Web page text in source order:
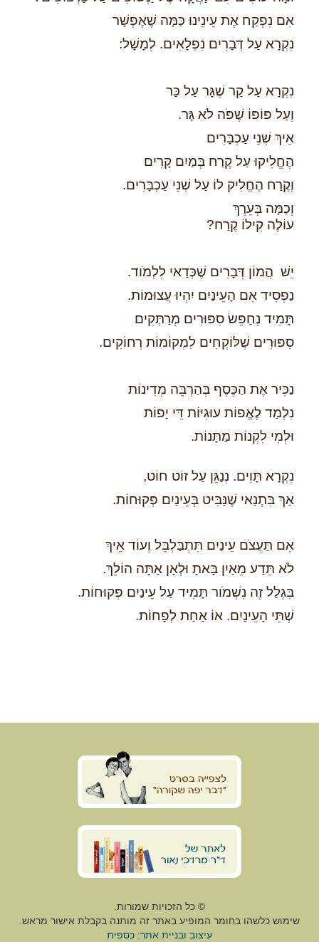
אִם נִפְקַח אֶת עֵינֵינוּ כַּמָּה שֶׁאֶפְשָׁר
נִקְרָא עַל דְּבָרִים נִפְלָאִים. לְמָשָׁל:
נִקְרָא עַל קַר שֶׁגָּר עַל כַּר
וְעַל פּוֹפּוֹ שֶׁפֹּה לֹא גָּר.
אֵיךְ שְׁנֵי עַכְבָּרִים
הֶחֱלִיקוּ עַל קֶרַח בְּמַיִם קָרִים
וְקֶרַח הֶחֱלִיק לוֹ עַל שְׁנֵי עַכְבָּרִים.
וְכַמָּה בְּעֵרֶךְ
עוֹלֶה קִילוֹ קֶרַח?
יֵשׁ הֲמוֹן דְּבָרִים שֶׁכְּדַאי לִלְמֹוד.
נַפְסִיד אִם הָעֵינַיִם יִהְיוּ עֲצוּמוֹת.
תָּמִיד נְחַפֵּשׂ סִפּוּרִים מְרַתְּקִים
סִפּוּרִים שֶׁלּוֹקְחִים לִמְקוֹמוֹת רְחוֹקִים.
נַכִּיר אֶת הַכֶּסֶף בְּהַרְבֵּה מְדִינוֹת
נִלְמַד לֶאֱפוֹת עוּגִיּוֹת דֵּי יָפוֹת
וּלְמִי לִקְנוֹת מַתָּנוֹת.
נִקְרָא תָּוִים. נְנַגֵּן עַל זוֹט חוֹט,
אַךְ בִּתְנַאי שֶׁנַּבִּיט בְּעֵינַיִם פְּקוּחוֹת.
אִם תַּעֲצֹם עֵינַיִם תִּתְבַּלְבֵּל וְעוֹד אֵיךְ
לֹא תֵּדַע מֵאַיִן בָּאתָ וּלְאָן אַתָּה הוֹלֵךְ.
בִּגְלַל זֶה נִשְׁמֹור תָּמִיד עַל עֵינַיִם פְּקוּחוֹת.
שְׁתֵּי הָעֵינַיִם. אוֹ אַחַת לְפָחוֹת.
© כל הזכויות שמורות.
שימוש כלשהו בחומר המופיע באתר זה מותנה בקבלת אישור מראש.
עיצוב ובניית אתר: כספית